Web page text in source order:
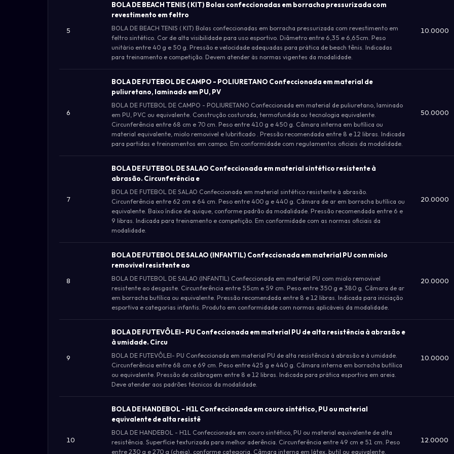
5
BOLA DE BEACH TENIS ( KIT) Bolas confeccionadas em borracha pressurizada com
revestimento em feltro
BOLA DE BEACH TENIS ( KIT) Bolas confeccionadas em borracha pressurizada com revestimento em
feltro sintético. Cor de alta visibilidade para uso esportivo. Diâmetro entre 6,35 e 6,65cm. Peso
unitário entre 40 g e 50 g. Pressão e velocidade adequadas para prática de beach tênis. Indicadas
para treinamento e competição. Devem atender às normas vigentes da modalidade.
10.0000
6
BOLA DE FUTEBOL DE CAMPO - POLIURETANO Confeccionada em material de
puliuretano, laminado em PU, PV
BOLA DE FUTEBOL DE CAMPO - POLIURETANO Confeccionada em material de puliuretano, laminado
em PU, PVC ou equivalente. Construção costurada, termofundida ou tecnologia equivalente.
Circunferência entre 68 cm e 70 cm. Peso entre 410 g e 450 g. Câmara interna em butílica ou
material equivalente, miolo removivel e lubrificado . Pressão recomendada entre 8 e 12 libras. Indicada
para partidas e treinamentos em campo. Em conformidade com regulamentos oficiais da modalidade.
50.0000
7
BOLA DE FUTEBOL DE SALAO Confeccionada em material sintético resistente à
abrasão. Circunferência e
BOLA DE FUTEBOL DE SALAO Confeccionada em material sintético resistente à abrasão.
Circunferência entre 62 cm e 64 cm. Peso entre 400 g e 440 g. Câmara de ar em borracha butílica ou
equivalente. Baixo índice de quique, conforme padrão da modalidade. Pressão recomendada entre 6 e
9 libras. Indicada para treinamento e competição. Em conformidade com as normas oficiais da
modalidade.
20.0000
8
BOLA DE FUTEBOL DE SALAO (INFANTIL) Confeccionada em material PU com miolo
removivel resistente ao
BOLA DE FUTEBOL DE SALAO (INFANTIL) Confeccionada em material PU com miolo removivel
resistente ao desgaste. Circunferência entre 55cm e 59 cm. Peso entre 350 g e 380 g. Câmara de ar
em borracha butílica ou equivalente. Pressão recomendada entre 8 e 12 libras. Indicada para iniciação
esportiva e categorias infantis. Produto em conformidade com normas aplicáveis da modalidade.
20.0000
9
BOLA DE FUTEVÔLEI- PU Confeccionada em material PU de alta resistência à abrasão e
à umidade. Circu
BOLA DE FUTEVÔLEI- PU Confeccionada em material PU de alta resistência à abrasão e à umidade.
Circunferência entre 68 cm e 69 cm. Peso entre 425 g e 440 g. Câmara interna em borracha butílica
ou equivalente. Pressão de calibragem entre 8 e 12 libras. Indicada para prática esportiva em areia.
Deve atender aos padrões técnicos da modalidade.
10.0000
10
BOLA DE HANDEBOL - H1L Confeccionada em couro sintético, PU ou material
equivalente de alta resistê
BOLA DE HANDEBOL - H1L Confeccionada em couro sintético, PU ou material equivalente de alta
resistência. Superfície texturizada para melhor aderência. Circunferência entre 49 cm e 51 cm. Peso
entre 230 g e 270 g (cheia), conforme categoria. Câmara interna em látex, butil ou equivalente.
12.0000